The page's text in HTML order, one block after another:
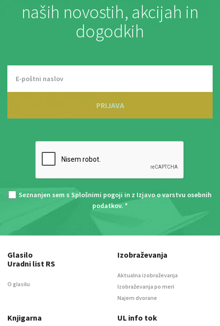
naših novostih, akcijah in
dogodkih
PRIJAVA
Seznanjen sem s Splošnimi pogoji in z Izjavo o varstvu osebnih
podatkov. *
Glasilo
Uradni list RS
O glasilu
Izobraževanja
Aktualna izobraževanja
Izobraževanja po meri
Najem dvorane
Knjigarna UL info tok